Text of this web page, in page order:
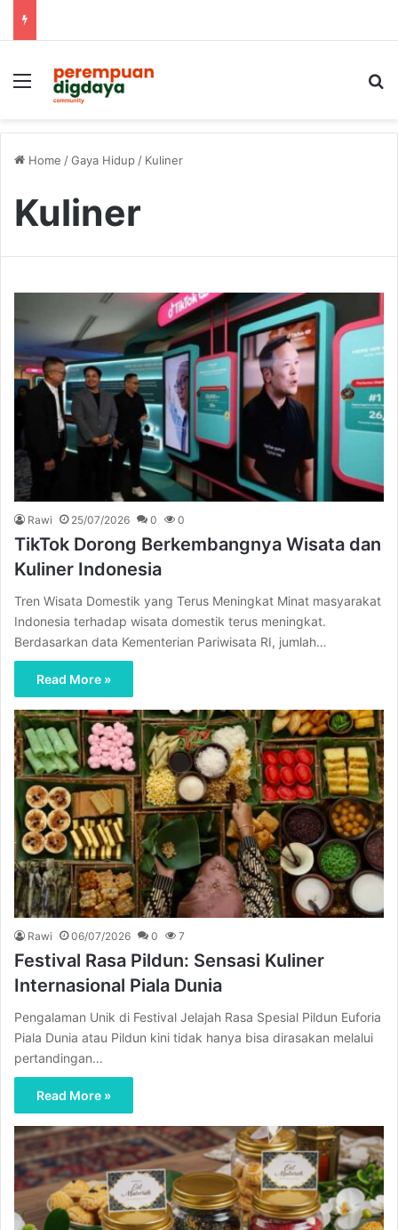
Menu
Home /Gaya Hidup / Kuliner
Kuliner
Rawi 25/07/2026 0 0
TikTok Dorong Berkembangnya Wisata dan
Kuliner Indonesia
Tren Wisata Domestik yang Terus Meningkat Minat masyarakat
Indonesia terhadap wisata domestik terus meningkat.
Berdasarkan data Kementerian Pariwisata RI, jumlah…
Read More »
Rawi 06/07/2026 0 7
Festival Rasa Pildun: Sensasi Kuliner
Internasional Piala Dunia
Pengalaman Unik di Festival Jelajah Rasa Spesial Pildun Euforia
Piala Dunia atau Pildun kini tidak hanya bisa dirasakan melalui
pertandingan…
Read More »